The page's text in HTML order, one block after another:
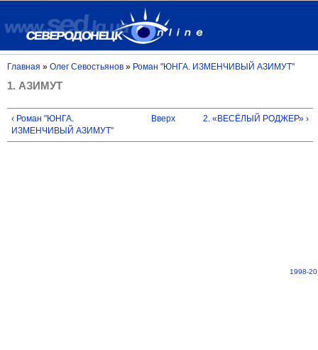
Главная » Олег Севостьянов » Роман "ЮНГА. ИЗМЕНЧИВЫЙ АЗИМУТ"
1. АЗИМУТ
‹ Роман "ЮНГА.
ИЗМЕНЧИВЫЙ АЗИМУТ"
Вверх 2. «ВЕСЁЛЫЙ РОДЖЕР» ›
1998-